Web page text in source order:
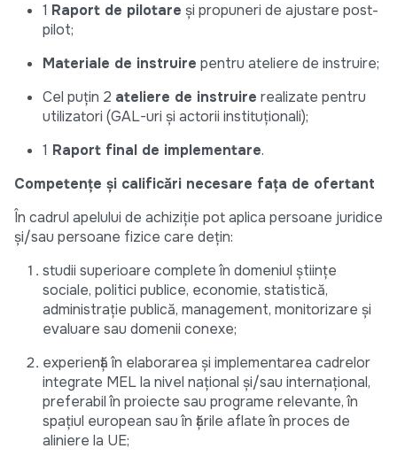
1 Raport de pilotare și propuneri de ajustare post-
pilot;
Materiale de instruire pentru ateliere de instruire;
Cel puțin 2 ateliere de instruire realizate pentru
utilizatori (GAL-uri și actorii instituționali);
1 Raport final de implementare.
Competențe și calificări necesare fața de ofertant
În cadrul apelului de achiziție pot aplica persoane juridice
și/sau persoane fizice care dețin:
studii superioare complete în domeniul științe
sociale, politici publice, economie, statistică,
administrație publică, management, monitorizare și
evaluare sau domenii conexe;
experiență în elaborarea și implementarea cadrelor
integrate MEL la nivel național și/sau internațional,
preferabil în proiecte sau programe relevante, în
spațiul european sau în țările aflate în proces de
aliniere la UE;